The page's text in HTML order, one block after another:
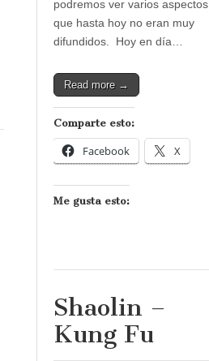
podremos ver varios aspectos
que hasta hoy no eran muy
difundidos. Hoy en día…
Read more →
Comparte esto:
Facebook X
Me gusta esto:
Shaolin –
Kung Fu